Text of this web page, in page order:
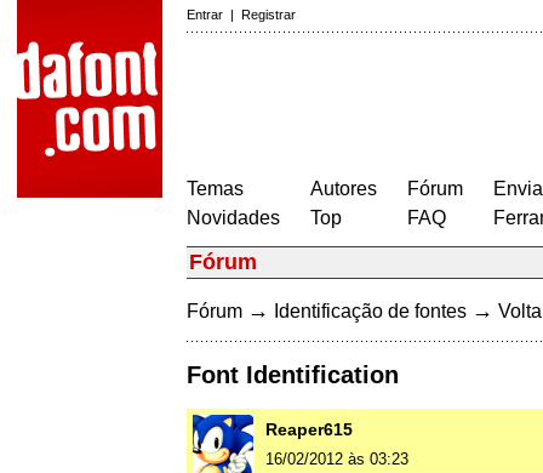
Entrar | Registrar
Temas
Novidades
Autores
Top
Fórum
FAQ
Fórum
Fórum → Identificação de fontes →
Font Identification
Reaper615
16/02/2012 às 03:23